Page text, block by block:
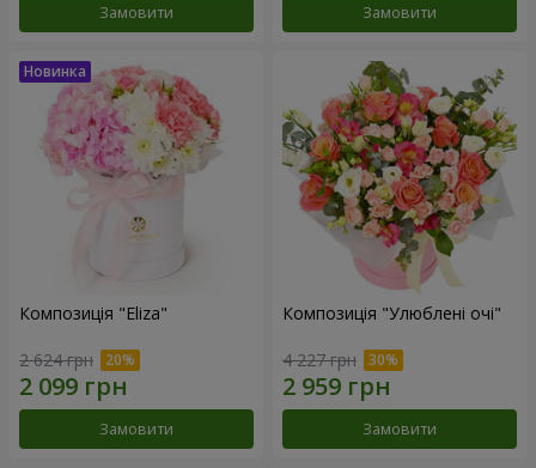
Замовити Замовити
Композиція "Eliza"
2 624 грн
Замовити
Композиція "Улюблені очі"
4 227 грн
Замовити